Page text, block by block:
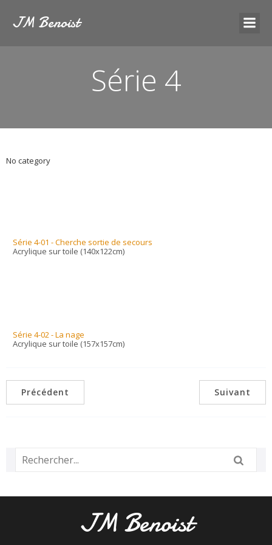
JM Benoist
Série 4
No category
Série 4-01 - Cherche sortie de secours
Acrylique sur toile (140x122cm)
Série 4-02 - La nage
Acrylique sur toile (157x157cm)
Précédent Suivant
JM Benoist